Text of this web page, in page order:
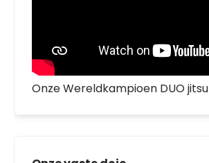
Onze Wereldkampioen DUO jitsu